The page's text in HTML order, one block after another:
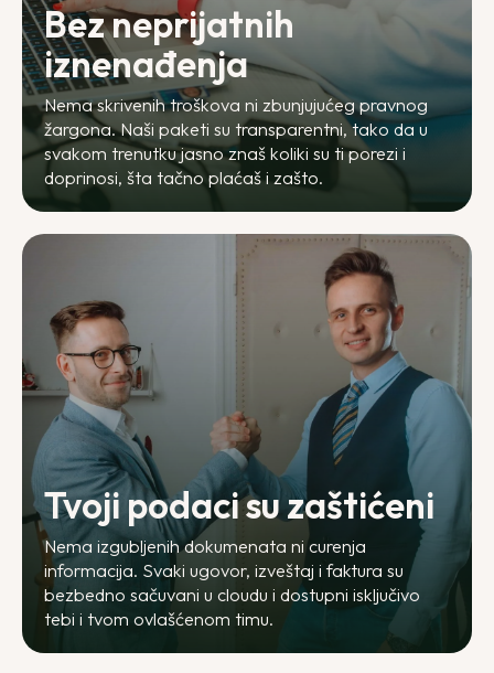
Bez neprijatnih
iznenađenja
Nema skrivenih troškova ni zbunjujućeg pravnog
žargona. Naši paketi su transparentni, tako da u
svakom trenutku jasno znaš koliki su ti porezi i
doprinosi, šta tačno plaćaš i zašto.
Tvoji podaci su zaštićeni
Nema izgubljenih dokumenata ni curenja
informacija. Svaki ugovor, izveštaj i faktura su
bezbedno sačuvani u cloudu i dostupni isključivo
tebi i tvom ovlašćenom timu.